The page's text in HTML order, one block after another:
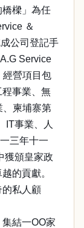
樑」為任
＆
公司登記手
Service
經營項目包
事業、無
、柬埔寨第
IT事業、人
三年十一
獲頒皇家政
的貢獻。
的私人顧
結一OO家